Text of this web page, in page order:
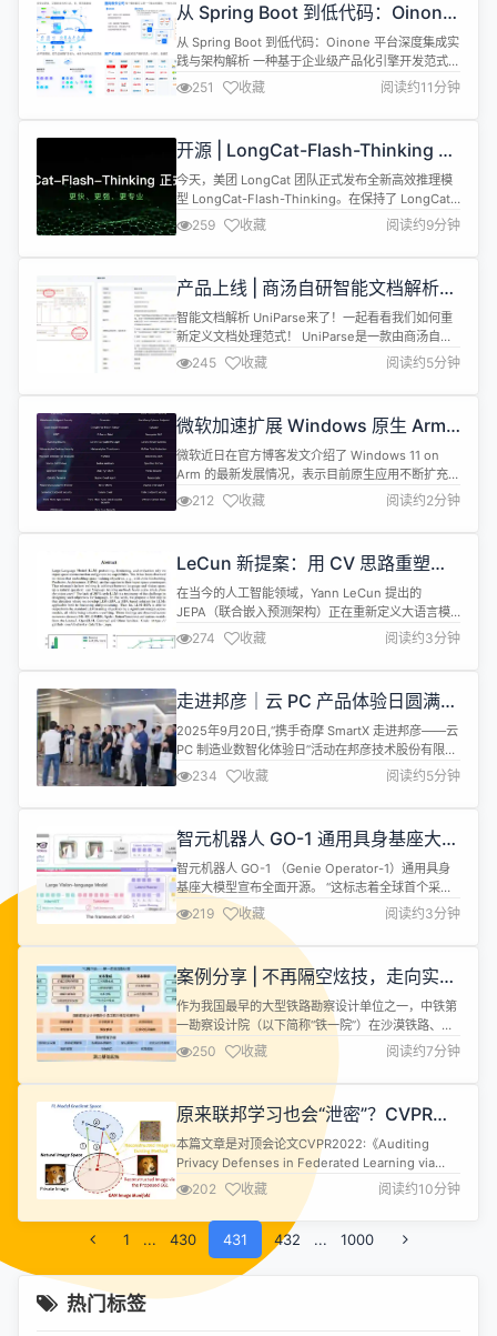
器，简化了插件的安装、更...
从 Spring Boot 到低代码：Oinone
平台深度集成实践与架构解析
从 Spring Boot 到低代码：Oinone 平台深度集成实
践与架构解析 一种基于企业级产品化引擎开发范式
这不是把 Java 开发者"关进可视化工具"的故事，而
是把标准 Spring Boot 项目与一套元数据驱动引擎扣
在一起：能用平台加速的交给平台，必须手写的继续
写；要抽象就抽象，要落地就落地。效率与控制同时
站在你这边。 DEMO点击体验： | ⚡...
251 收藏 阅读约11分钟
开源 | LongCat-Flash-Thinking 正
式发布，更强、更专业，保持极速！
今天，美团 LongCat 团队正式发布全新高效推理模
型 LongCat-Flash-Thinking。在保持了 LongCat-
Flash-Chat 极致速度的同时，全新发布的
LongCat-Flash-Thinking 更强大、更专业。综合评
估显示，LongCat-Flash-Thinking 在逻辑、数学、
代码、智能体等多个领域的推理任务中，达到了全...
259 收藏 阅读约9分钟
产品上线 | 商汤自研智能文档解析工
具UniParse，重新定义文档处理！
智能文档解析 UniParse来了！一起看看我们如何重
新定义文档处理范式！ UniParse是一款由商汤自主
研发的智能文档解析工具，专注于复杂文档与票证深
度理解场景，依托智能Agent技术实现结构化与非结
构化数据的全面精准解析，为文档识别、信息提取及
方案。 与传统文档处理工具不同的是，UniParse基
于大模型，...
245 收藏 阅读约5分钟
微软加速扩展 Windows 原生 Arm
应用生态，主流应用已覆盖 90% 用
户使用时长
微软近日在官方博客发文介绍了 Windows 11 on
Arm 的最新发展情况，表示目前原生应用不断扩充
中，已覆盖用户使用时长的 90%，涵盖安全防护、
VPN、终端管理、办公、创意设计、娱乐社交等多个
领域。 微软表示，WoA（Windows on Arm）应用
市占率提升，越来越多的独立软件开发商也希...
212 收藏 阅读约2分钟
LeCun 新提案：用 CV 思路重塑语
言模型
在当今的人工智能领域，Yann LeCun 提出的
JEPA（联合嵌入预测架构）正在重新定义大语言模
型（LLM）的训练方式。这位诺贝尔奖得主不是在批
评现有的 LLM，而是亲自出手进行改造。传统的
LLM 训练方法主要依赖于输入空间中的重构与生成，
在局限性。 LeCun 和他的团队认为，可以借鉴计算
机视觉（CV）领...
274 收藏 阅读约3分钟
走进邦彦｜云 PC 产品体验日圆满收
官，共探制造数智转型新径
2025年9月20日,“携手奇摩 SmartX 走进邦彦——云
PC 制造业数智化体验日”活动在邦彦技术股份有限公
司深圳总部成功举行。近40位制造业企业家与CIO齐
聚一堂,围绕数字化转型中的算力升级、数据安全等核
心议题展开深入探讨。邦彦云PC凭借其创新技术与
验“云上真机” 活动伊始,产品市场部总监钟华程带领
嘉...
234 收藏 阅读约5分钟
智元机器人 GO-1 通用具身基座大模
型全面开源
智元机器人 GO-1 （Genie Operator-1）通用具身
基座大模型宣布全面开源。 “这标志着全球首个采用
Vision-Language-Latent-Action (ViLLA)架构的
通用具身智能模型向全球开发者免费开放，将极大降
低具身智能的技术门槛，推动行业快速发展。” 根据
介绍，GO-1采用的Vision-Language-Latent-Act...
219 收藏 阅读约3分钟
案例分享 | 不再隔空炫技，走向实用
主义！商汤大装置破局大模型落地新
范式
作为我国最早的大型铁路勘察设计单位之一，中铁第
一勘察设计院（以下简称“铁一院”）在沙漠铁路、高
原冻土铁路、高地温岩土工程处理、长大干线隧道、
高寒地区高铁设计等复杂、艰巨的项目中积累了大量
宝贵经验。但随着人才迭代，传统 “师徒传承” 模式下
的知识流失、效率低下等问题愈发突出，亟待破局。
传统师徒传承模式，给知识的传承、经验的迁移、数
据的利用带来三大难题： 知...
250 收藏 阅读约7分钟
原来联邦学习也会“泄密”？CVPR爆
出重磅攻击方法！开源隐私计算
SecretFlow
本篇文章是对顶会论文CVPR2022:《Auditing
Privacy Defenses in Federated Learning via
Generative Gradient Leakage》的解读，欢迎大家
交流讨论。 联邦学习（FL）框架允许多个客户端在
中央服务器的协调下参与学习任务，而无需交换其私
有数据，从而为分布式学习系统带来了隐私优势。 然
202 收藏 阅读约10分钟
1 ... 430 431 432 ... 1000
热门标签